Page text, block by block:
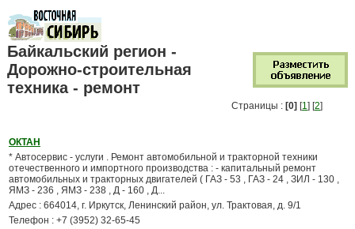
Байкальский регион -
Дорожно-строительная
техника - ремонт
Страницы : [0] [1] [2]
ОКТАН
* Автосервис - услуги . Ремонт автомобильной и тракторной техники
отечественного и импортного производства : - капитальный ремонт
автомобильных и тракторных двигателей ( ГАЗ - 53 , ГАЗ - 24 , ЗИЛ - 130 ,
ЯМЗ - 236 , ЯМЗ - 238 , Д - 160 , Д...
Адрес : 664014, г. Иркутск, Ленинский район, ул. Трактовая, д. 9/1
Телефон : +7 (3952) 32-65-45